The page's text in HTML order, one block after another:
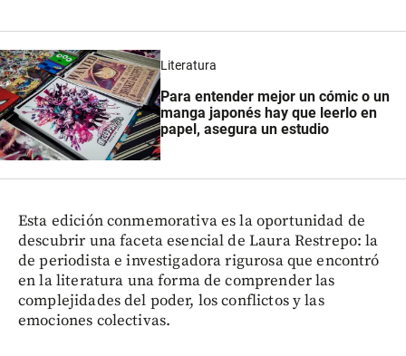
Literatura
Para entender mejor un cómic o un
manga japonés hay que leerlo en
papel, asegura un estudio
Esta edición conmemorativa es la oportunidad de
descubrir una faceta esencial de Laura Restrepo: la
de periodista e investigadora rigurosa que encontró
en la literatura una forma de comprender las
complejidades del poder, los conflictos y las
emociones colectivas.